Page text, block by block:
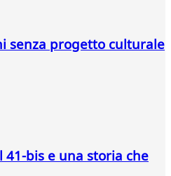
senza progetto culturale
41-bis e una storia che